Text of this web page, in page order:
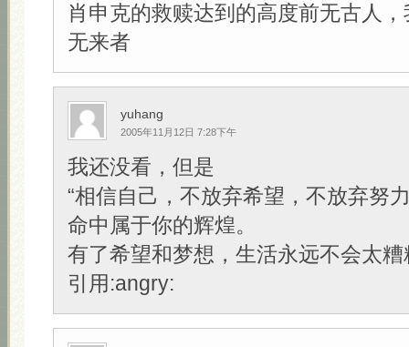
肖申克的救赎达到的高度前无古人
无来者
yuhang
2005年11月12日 7:28下午
我还没看，但是
“相信自己，不放弃希望，不放弃努
命中属于你的辉煌。
有了希望和梦想，生活永远不会太糟
引用:angry: